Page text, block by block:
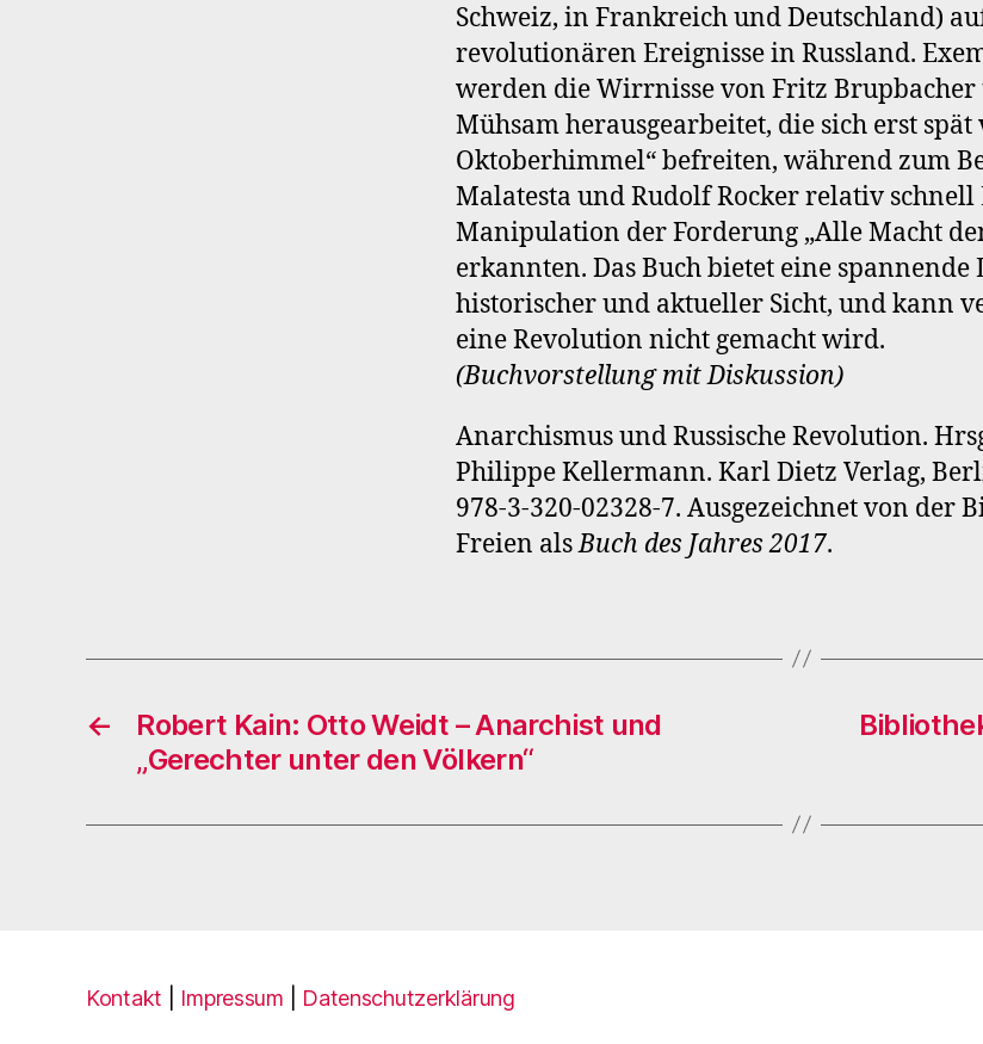
Schweiz, in Frankreich und Deutschland)
revolutionären Ereignisse in Russland.
werden die Wirrnisse von Fritz
Mühsam herausgearbeitet, die sich erst spät
Oktoberhimmel“ befreiten, während zum
Malatesta und Rudolf Rocker relativ schnell
Manipulation der Forderung „Alle Macht
erkannten. Das Buch bietet eine spannende
historischer und aktueller Sicht, und kann
eine Revolution nicht gemacht wird.
(Buchvorstellung mit Diskussion)
Anarchismus und Russische Revolution.
Philippe Kellermann. Karl Dietz Verlag,
978-3-320-02328-7. Ausgezeichnet von der
Freien alsBuch des Jahres 2017.
←
Robert Kain: Otto Weidt – Anarchist und
„Gerechter unter den Völkern“
Kontakt Impressum Datenschutzerklärung